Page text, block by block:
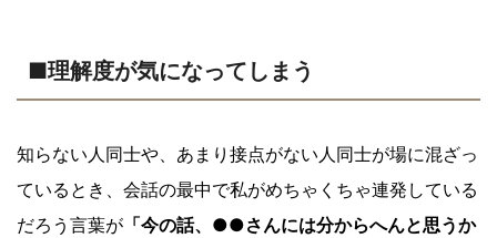
■理解度が気になってしまう
知らない人同士や、あまり接点がない人同士が場に混ざっ
ているとき、会話の最中で私がめちゃくちゃ連発している
だろう言葉が 「今の話、●●さんには分からへんと思うか